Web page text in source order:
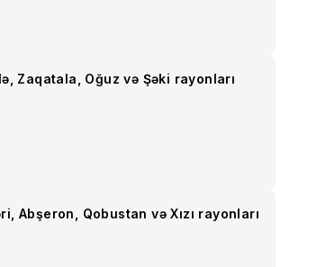
Zaqatala, Oğuz və Şəki rayonları
Abşeron, Qobustan və Xızı rayonları